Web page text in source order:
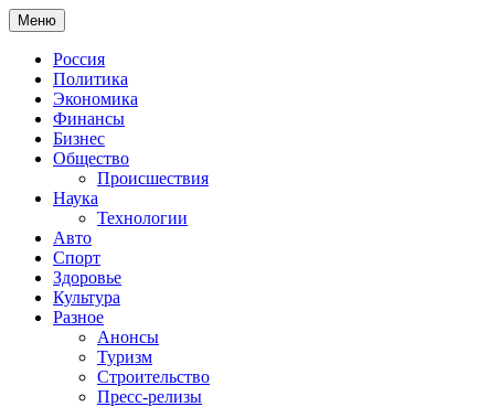
Меню
Россия
Политика
Экономика
Финансы
Бизнес
Общество
Происшествия
Наука
Технологии
Авто
Спорт
Здоровье
Культура
Разное
Анонсы
Туризм
Строительство
Пресс-релизы